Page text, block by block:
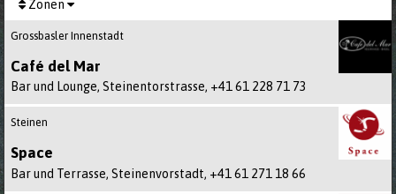
Zonen
Grossbasler Innenstadt
Café del Mar
Bar und Lounge, Steinentorstrasse, +41 61 228 71 73
Steinen
Space
Bar und Terrasse, Steinenvorstadt, +41 61 271 18 66